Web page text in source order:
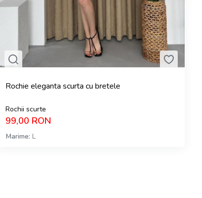
Rochie eleganta scurta cu bretele
Rochii scurte
99,00 RON
Marime L